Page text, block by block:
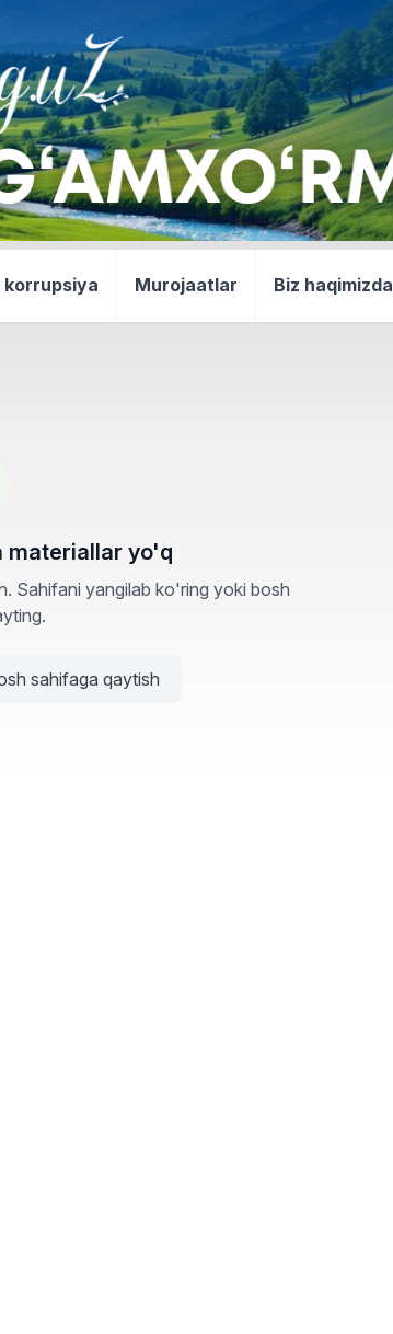
korrupsiya Murojaatlar Biz haqimizda
materiallar yo'q
Sahifani yangilab ko'ring yoki bosh
sahifaga qaytish